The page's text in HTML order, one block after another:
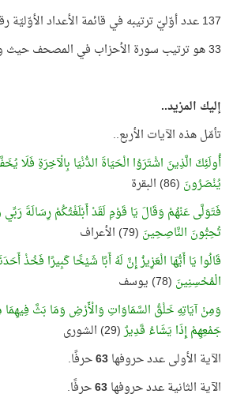
137 عدد أوّليّ ترتيبه في قائمة الأعداد الأوّليّة رقم 33
33 هو ترتيب سورة الأحزاب في المصحف حيث وردت هذه الآية!
إليك المزيد..
تأمّل هذه الآيات الأربع..
أُولَئِكَ الَّذِينَ اشْتَرَوُا الْحَيَاةَ الدُّنْيَا بِالْآخِرَةِ فَلَا
يُنْصَرُونَ (86) البقرة
فَتَوَلَّى عَنْهُمْ وَقَالَ يَا قَوْمِ لَقَدْ أَبْلَغْتُكُمْ رِسَالَةَ
تُحِبُّونَ النَّاصِحِينَ (79) الأعراف
قَالُوا يَا أَيُّهَا الْعَزِيزُ إِنَّ لَهُ أَبًا شَيْخًا كَبِيرًا فَخُذْ
الْمُحْسِنِينَ (78) يوسف
وَمِنْ آيَاتِهِ خَلْقُ السَّمَاوَاتِ وَالْأَرْضِ وَمَا بَثَّ
جَمْعِهِمْ إِذَا يَشَاءُ قَدِيرٌ(29) الشورى
الآية الأولى عدد حروفها63حرفًا.
الآية الثانية عدد حروفها63حرفًا.